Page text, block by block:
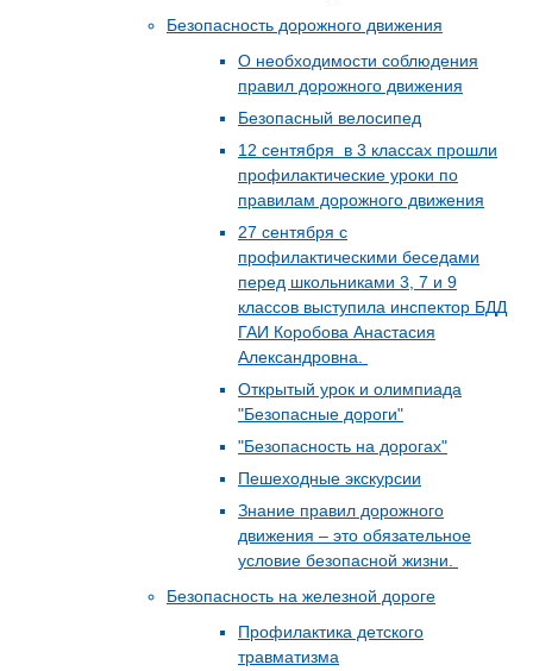
Безопасность дорожного движения
О необходимости соблюдения
правил дорожного движения
Безопасный велосипед
12 сентября в 3 классах прошли
профилактические уроки по
правилам дорожного движения
27 сентября с
профилактическими беседами
перед школьниками 3, 7 и 9
классов выступила инспектор БДД
ГАИ Коробова Анастасия
Александровна.
Открытый урок и олимпиада
"Безопасные дороги"
"Безопасность на дорогах"
Пешеходные экскурсии
Знание правил дорожного
движения – это обязательное
условие безопасной жизни.
Безопасность на железной дороге
Профилактика детского
травматизма